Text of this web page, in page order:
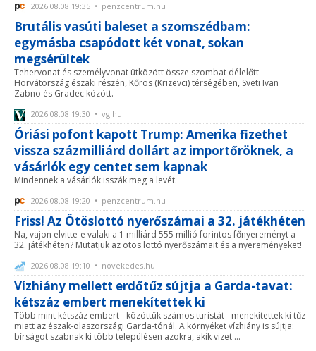
2026.08.08 19:35 • penzcentrum.hu
Brutális vasúti baleset a szomszédbam:
egymásba csapódott két vonat, sokan
megsérültek
Tehervonat és személyvonat ütközött össze szombat délelőtt
Horvátország északi részén, Kőrös (Krizevci) térségében, Sveti Ivan
Zabno és Gradec között.
2026.08.08 19:30 • vg.hu
Óriási pofont kapott Trump: Amerika fizethet
vissza százmilliárd dollárt az importőröknek, a
vásárlók egy centet sem kapnak
Mindennek a vásárlók isszák meg a levét.
2026.08.08 19:20 • penzcentrum.hu
Friss! Az Ötöslottó nyerőszámai a 32. játékhéten
Na, vajon elvitte-e valaki a 1 milliárd 555 millió forintos főnyereményt a
32. játékhéten? Mutatjuk az ötös lottó nyerőszámait és a nyereményeket!
2026.08.08 19:10 • novekedes.hu
Vízhiány mellett erdőtűz sújtja a Garda-tavat:
kétszáz embert menekítettek ki
Több mint kétszáz embert - közöttük számos turistát - menekítettek ki tűz
miatt az észak-olaszországi Garda-tónál. A környéket vízhiány is sújtja:
bírságot szabnak ki több településen azokra, akik vizet ...